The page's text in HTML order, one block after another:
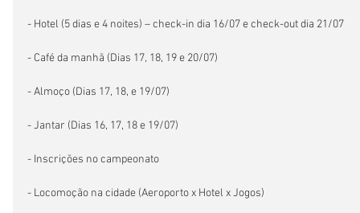
- Hotel (5 dias e 4 noites) – check-in dia 16/07 e check-out dia 21/07
- Café da manhã (Dias 17, 18, 19 e 20/07)
- Almoço (Dias 17, 18, e 19/07)
- Jantar (Dias 16, 17, 18 e 19/07)
- Inscrições no campeonato
- Locomoção na cidade (Aeroporto x Hotel x Jogos)